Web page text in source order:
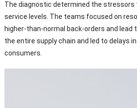
The diagnostic determined the
service levels. The teams focused on
higher-than-normal back-orders and lead
the entire supply chain and led to delays
consumers.